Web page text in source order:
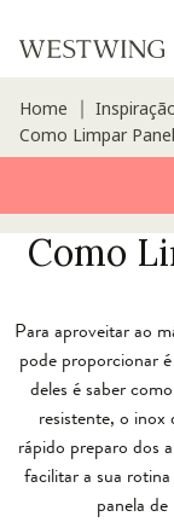
Home
Como Limpar
Como
Para aproveitar ao
pode proporcionar
deles é saber
resistente, o inox
rápido preparo dos
facilitar a sua
panela